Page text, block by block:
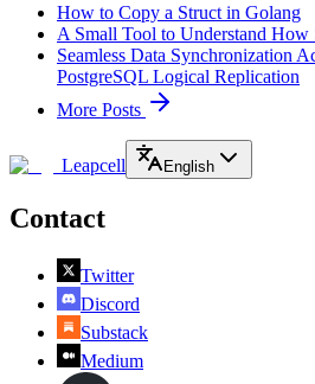
How to Copy a Struct in Golang
A Small Tool to Understand How
Seamless Data Synchronization
PostgreSQL Logical Replication
More Posts
Leapcell English
Contact
Twitter
Discord
Substack
Medium